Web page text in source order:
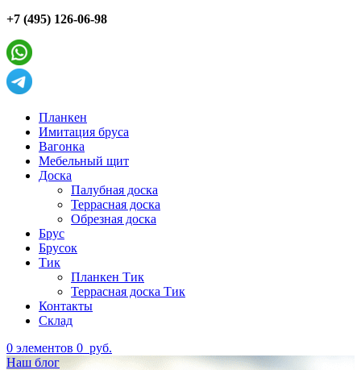
+7 (495) 126-06-98
Планкен
Имитация бруса
Вагонка
Мебельный щит
Доска
Палубная доска
Террасная доска
Обрезная доска
Брус
Брусок
Тик
Планкен Тик
Террасная доска Тик
Контакты
Склад
0 элементов 0 руб.
Наш блог